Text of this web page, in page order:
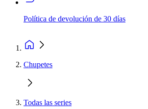
Política de devolución de 30 días
Chupetes
Todas las series